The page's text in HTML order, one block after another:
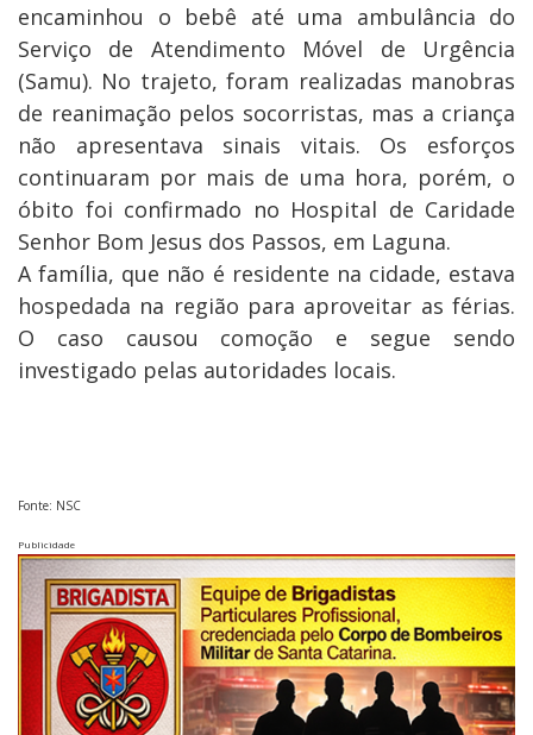
encaminhou o bebê até uma ambulância do
Serviço de Atendimento Móvel de Urgência
(Samu). No trajeto, foram realizadas manobras
de reanimação pelos socorristas, mas a criança
não apresentava sinais vitais. Os esforços
continuaram por mais de uma hora, porém, o
óbito foi confirmado no Hospital de Caridade
Senhor Bom Jesus dos Passos, em Laguna.
A família, que não é residente na cidade, estava
hospedada na região para aproveitar as férias.
O caso causou comoção e segue sendo
investigado pelas autoridades locais.
Fonte: NSC
Publicidade